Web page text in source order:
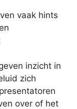
vaak hints
inzicht in
zich
over of het